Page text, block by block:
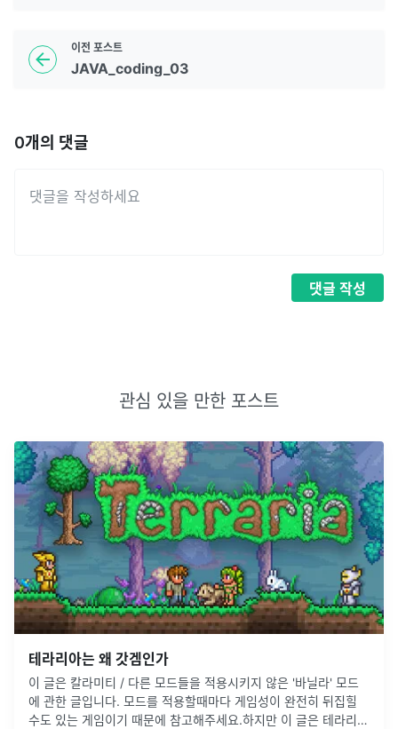
이전 포스트
JAVA_coding_03
0개의 댓글
댓글 작성
관심 있을 만한 포스트
테라리아는 왜 갓겜인가
이 글은 칼라미티 / 다른 모드들을 적용시키지 않은 '바닐라' 모드
에 관한 글입니다. 모드를 적용할때마다 게임성이 완전히 뒤집힐
수도 있는 게임이기 때문에 참고해주세요.하지만 이 글은 테라리아